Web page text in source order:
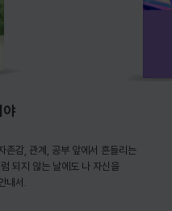
야
존감, 관계, 공부 앞에서 흔들리는
되지 않는 날에도 나 자신을
내서.